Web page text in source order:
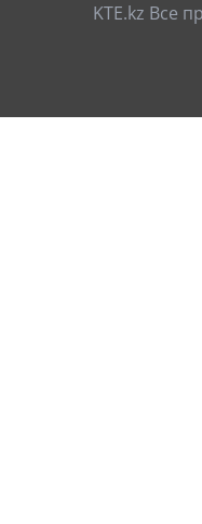
KTE.kz Все